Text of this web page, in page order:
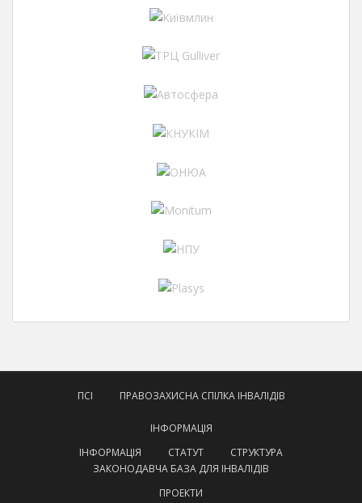
ПСІ ПРАВОЗАХИСНА СПІЛКА ІНВАЛІДІВ
ІНФОРМАЦІЯ
ІНФОРМАЦІЯ
СТАТУТ
СТРУКТУРА
ЗАКОНОДАВЧА БАЗА ДЛЯ ІНВАЛІДІВ
ПРОЕКТИ